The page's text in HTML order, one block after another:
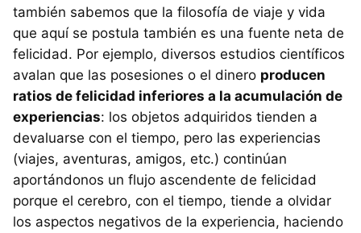
también sabemos que la filosofía de viaje y vida
que aquí se postula también es una fuente neta de
felicidad. Por ejemplo, diversos estudios científicos
avalan que las posesiones o el dinero producen
ratios de felicidad inferiores a la acumulación de
experiencias: los objetos adquiridos tienden a
devaluarse con el tiempo, pero las experiencias
(viajes, aventuras, amigos, etc.) continúan
aportándonos un flujo ascendente de felicidad
porque el cerebro, con el tiempo, tiende a olvidar
los aspectos negativos de la experiencia, haciendo